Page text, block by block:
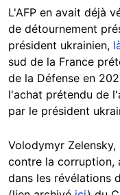
L'AFP en avait déjà
de détournement
président ukrainien,
sud de la France
de la Défense en
l'achat prétendu de
par le président
Volodymyr
contre la corruption,
dans les révélations